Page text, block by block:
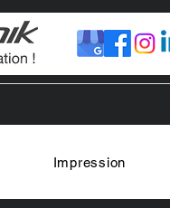
Impression